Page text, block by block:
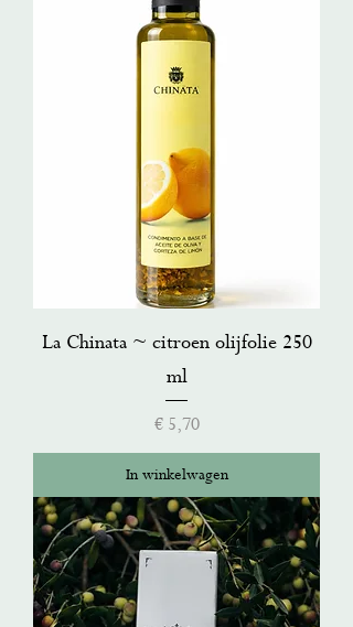
La Chinata ~ citroen olijfolie 250
ml
Prijs
€ 5,70
In winkelwagen